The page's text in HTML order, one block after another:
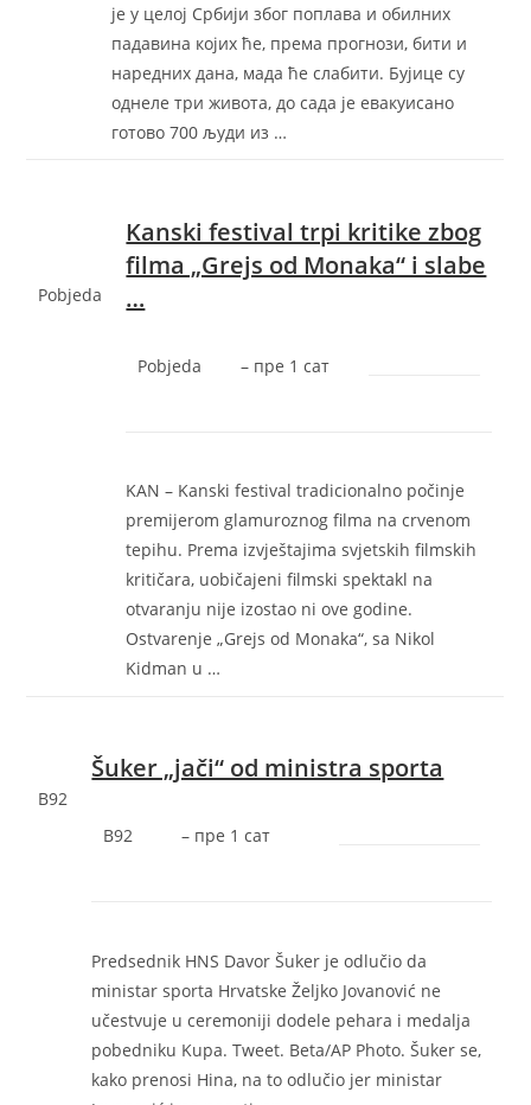
jе у целоj Србиjи због поплава и обилних
падавина коjих ће, према прогнози, бити и
наредних дана, мада ће слабити. Буjице су
однеле три живота, до сада jе евакуисано
готово 700 људи из …
Pobjeda
Kanski festival trpi kritike zbog
filma „Grejs od Monaka“ i slabe
…
Pobjeda – ‎пре 1 сат‎
KAN – Kanski festival tradicionalno počinje
premijerom glamuroznog filma na crvenom
tepihu. Prema izvještajima svjetskih filmskih
kritičara, uobičajeni filmski spektakl na
otvaranju nije izostao ni ove godine.
Ostvarenje „Grejs od Monaka“, sa Nikol
Kidman u …
B92
Šuker „jači“ od ministra sporta
B92 – ‎пре 1 сат‎
Predsednik HNS Davor Šuker je odlučio da
ministar sporta Hrvatske Željko Jovanović ne
učestvuje u ceremoniji dodele pehara i medalja
pobedniku Kupa. Tweet. Beta/AP Photo. Šuker se,
kako prenosi Hina, na to odlučio jer ministar